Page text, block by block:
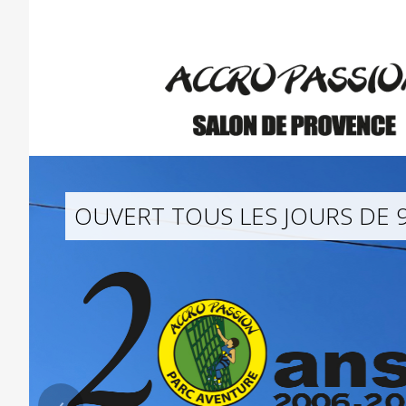
OUVERT TOUS LES JOURS
OUVERT TOUS LES JOURS
OUVERT TOUS LES JOURS